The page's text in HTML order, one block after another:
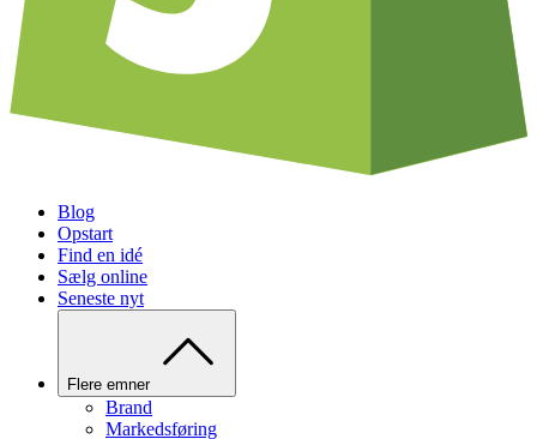
Blog
Opstart
Find en idé
Sælg online
Seneste nyt
Flere emner
Brand
Markedsføring